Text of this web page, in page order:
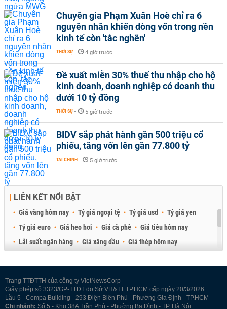
Chuyên gia Phạm Xuân Hoè chỉ ra 6
nguyên nhân khiến dòng vốn trong nền
kinh tế còn 'tắc nghẽn'
THỜI SỰ - 4 giờ trước
Đề xuất miễn 30% thuế thu nhập cho hộ
kinh doanh, doanh nghiệp có doanh thu
dưới 10 tỷ đồng
THỜI SỰ - 5 giờ trước
BIDV sắp phát hành gần 500 triệu cổ
phiếu, tăng vốn lên gần 77.800 tỷ
TÀI CHÍNH - 5 giờ trước
LIÊN KẾT NỔI BẬT
Giá vàng hôm nay Tỷ giá ngoại tệ Tỷ giá usd
Tỷ giá yen
Tỷ giá euro
Giá heo hơi Giá cà phê
Giá tiêu hôm nay
Lãi suất ngân hàng
Giá xăng dầu
Giá thép hôm nay
Trang TTĐTTH của công ty VietNewsCorp
Giấy phép số 3323/GP-TTĐT do Sở VH&TT TP.HCM cấp ngày 20/3/2026
Lầu 5 - Compa Building - 293 Điện Biên Phủ - Phường Gia Định - TP.HCM
Chi nhánh: Số 5 - Khu 38A Trần Phú - Phường Ba Đình - TP. Hà Nội